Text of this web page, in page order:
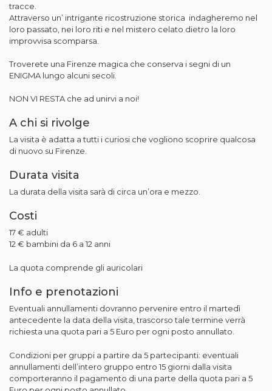
tracce.
Attraverso un’ intrigante ricostruzione storica indagheremo nel
loro passato, nei loro riti e nel mistero celato dietro la loro
improvvisa scomparsa.
Troverete una Firenze magica che conserva i segni di un
ENIGMA lungo alcuni secoli.
NON VI RESTA che ad unirvi a noi!
A chi si rivolge
La visita è adatta a tutti i curiosi che vogliono scoprire qualcosa
di nuovo su Firenze.
Durata visita
La durata della visita sarà di circa un’ora e mezzo.
Costi
17 € adulti
12 € bambini da 6 a 12 anni
La quota comprende gli auricolari
Info e prenotazioni
Eventuali annullamenti dovranno pervenire entro il martedì
antecedente la data della visita, trascorso tale termine verrà
richiesta una quota pari a 5 Euro per ogni posto annullato.
Condizioni per gruppi a partire da 5 partecipanti: eventuali
annullamenti dell’intero gruppo entro 15 giorni dalla visita
comporteranno il pagamento di una parte della quota pari a 5